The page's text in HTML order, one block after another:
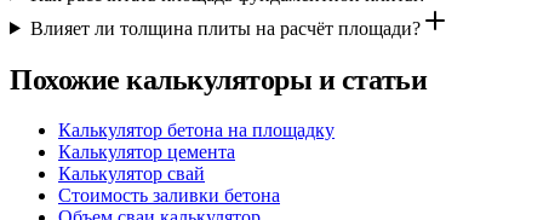
Влияет ли толщина плиты на расчёт площади?
Похожие калькуляторы и статьи
Калькулятор бетона на площадку
Калькулятор цемента
Калькулятор свай
Стоимость заливки бетона